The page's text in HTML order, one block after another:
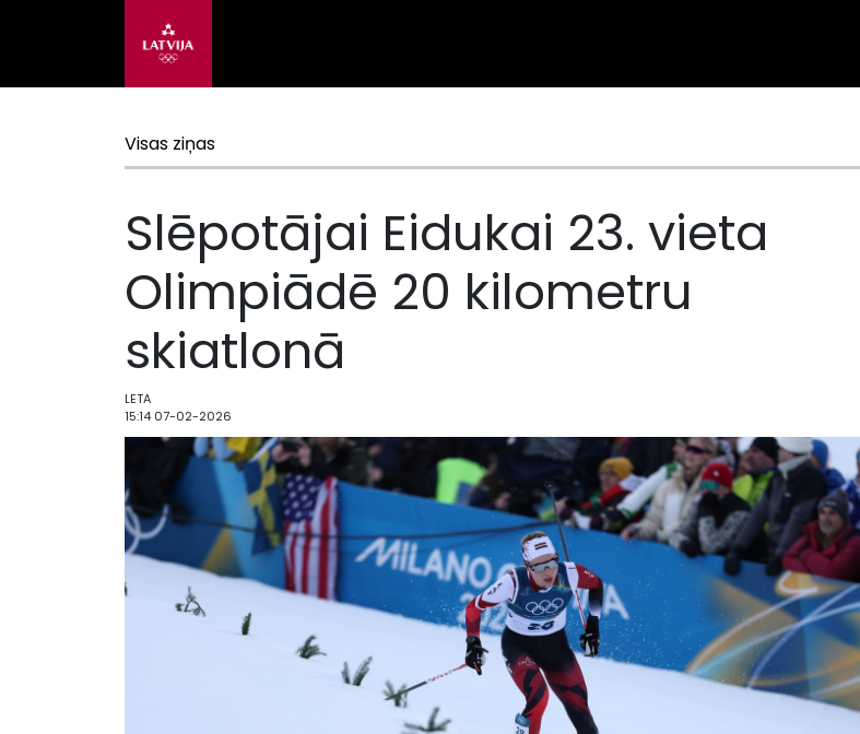
Visas ziņas
Slēpotājai Eidukai 23. vieta
Olimpiādē 20 kilometru
skiatlonā
LETA
15:14 07-02-2026